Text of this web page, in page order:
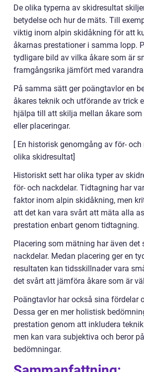
De olika typerna av skidresultat
betydelse och hur de mäts. Till
viktig inom alpin skidåkning för att
åkarnas prestationer i samma lopp.
tydligare bild av vilka åkare som är
framgångsrika jämfört med
På samma sätt ger poängtavlor en
åkares teknik och utförande av trick
hjälpa till att skilja mellan åkare
eller placeringar.
[ En historisk genomgång av för- och
olika skidresultat]
Historiskt sett har olika typer av
för- och nackdelar. Tidtagning har
faktor inom alpin skidåkning, men
att det kan vara svårt att mäta alla
prestation enbart genom tidtagning.
Placering som mätning har även det
nackdelar. Medan placering ger en
resultaten kan tidsskillnader vara
det svårt att jämföra åkare som är
Poängtavlor har också sina fördelar
Dessa ger en mer holistisk
prestation genom att inkludera
men kan vara subjektiva och beror
bedömningar.